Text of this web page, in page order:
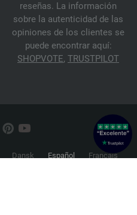
reseñas. La información
sobre la autenticidad de las
opiniones de los clientes se
puede encontrar aquí:
SHOPVOTE, TRUSTPILOT
Dansk Español
Français